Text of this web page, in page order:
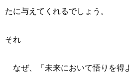
たに与えてくれるでしょう。
それ
なぜ、「未来において悟りを得